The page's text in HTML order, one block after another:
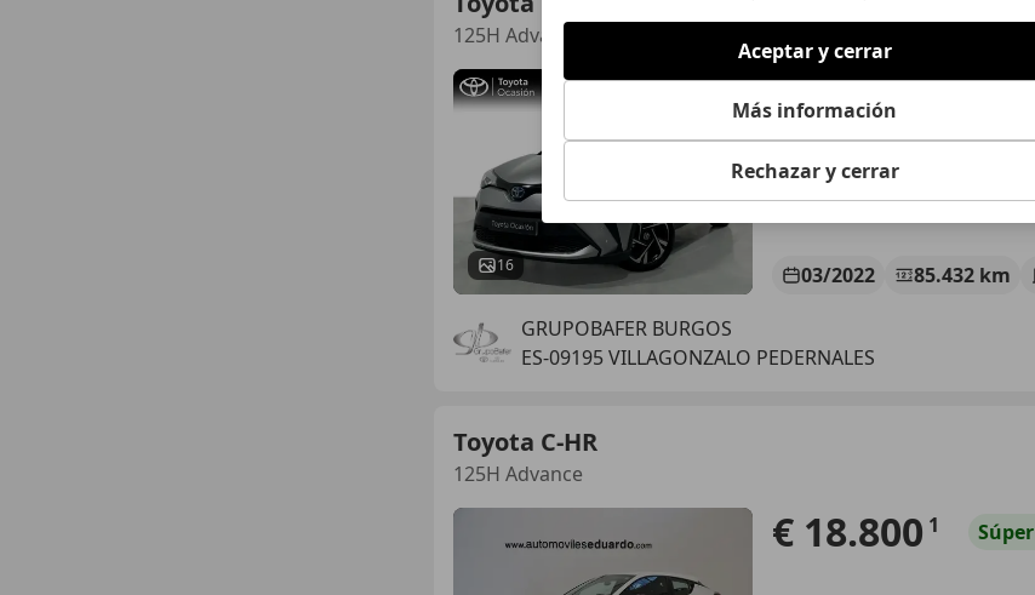
125H Advance
16
€ 20.990
03/2022 85.432 km
GRUPOBAFER BURGOS
ES-09195 VILLAGONZALO PEDERNALES
Toyota C-HR
125H Advance
€ 18.800 1 Súper
Aceptar y cerrar
Más información
Rechazar y cerrar